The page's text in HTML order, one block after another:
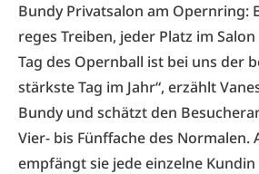
Bundy Privatsalon am Opernring:
reges Treiben, jeder Platz im
Tag des Opernball ist bei uns der
stärkste Tag im Jahr“, erzählt
Bundy und schätzt den
Vier- bis Fünffache des Normalen.
empfängt sie jede einzelne